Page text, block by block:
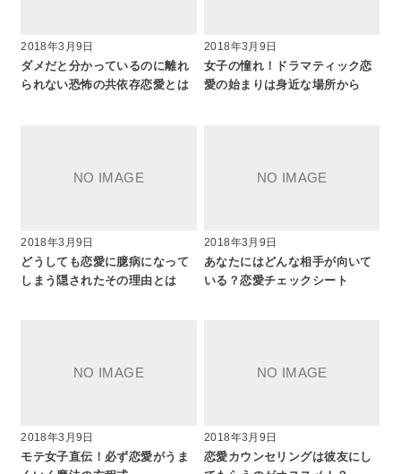
2018年3月9日
ダメだと分かっているのに離れ
られない恐怖の共依存恋愛とは
2018年3月9日
女子の憧れ！ドラマティック恋
愛の始まりは身近な場所から
2018年3月9日
どうしても恋愛に臆病になって
しまう隠されたその理由とは
2018年3月9日
あなたにはどんな相手が向いて
いる？恋愛チェックシート
2018年3月9日
モテ女子直伝！必ず恋愛がうま
2018年3月9日
恋愛カウンセリングは彼友にし